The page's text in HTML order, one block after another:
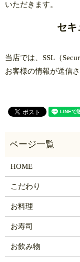
いただきます。
セキ
当店では、SSL（
お客様の情報が送信
HOME
こだわり
お料理
お寿司
お飲み物